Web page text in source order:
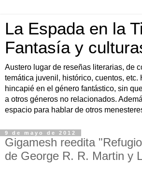
La Espada en la
Fantasía y
Austero lugar de reseñas literarias, de
temática juvenil, histórico, cuentos, etc.
hincapié en el género fantástico, sin
a otros géneros no relacionados.
espacio para hablar de otros
9 de mayo de 2012
Gigamesh reedita
de George R. R. Martin y